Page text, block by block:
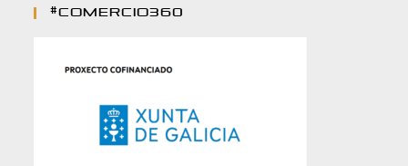
#comercio360